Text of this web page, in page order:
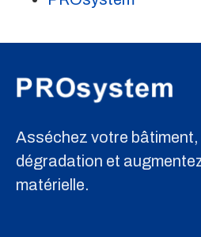
Asséchez votre
dégradation et
matérielle.